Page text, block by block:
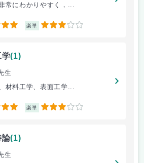
常にわかりやすく，...
楽単 3
学(1)
生
材料工学、表面工学...
楽単 3
論(1)
生